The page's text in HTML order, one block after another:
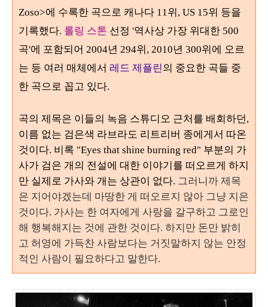
Zoso>에 수록한 곡으로 캐나다 11위, US 15위 등을
기록했다. 롤링 스톤 선정 '역사상 가장 위대한 500
곡'에 포함되어 2004년 294위 , 2010년 300위에 오르
는 등 여러 매체에서 레드 제플린의 중요한 곡들 중
한 곡으로 꼽고 있다.
곡의 제목은 이들의 녹음 스튜디오 근처를 배회하던,
이름 없는 검은색 라브라도 리트리버 종에게서 따온
것이다. 비록 "Eyes that shine burning red" 부분의 가
사가 검은 개의 전설에 대한 이야기를 떠오르게 하지
만 실제로 가사와 개는 상관이 없다. 그러니까 제목
은 지어야겠는데 마땅한 게 떠오르지 않아 그냥 지은
것이다. 가사는 한 여자에게 사랑을 갈구하고 그로인
해 행복해지는 것에 관한 것이다. 하지만 돈만 밝히
고 허영에 가득찬 사람보다는 거짓말하지 않는 안정
적인 사람이 필요하다고 말한다.